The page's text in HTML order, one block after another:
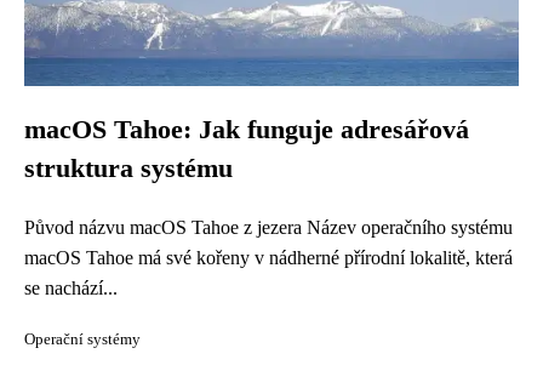
macOS Tahoe: Jak funguje adresářová
struktura systému
Původ názvu macOS Tahoe z jezera Název operačního systému
macOS Tahoe má své kořeny v nádherné přírodní lokalitě, která
se nachází...
Operační systémy